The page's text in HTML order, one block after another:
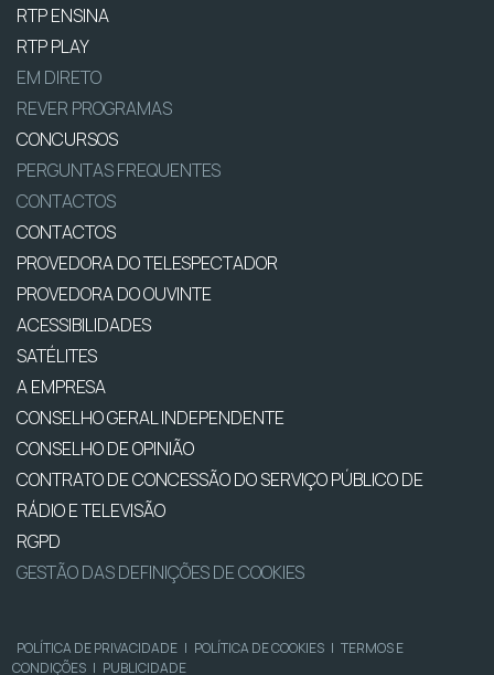
RTP ENSINA
RTP PLAY
EM DIRETO
REVER PROGRAMAS
CONCURSOS
PERGUNTAS FREQUENTES
CONTACTOS
CONTACTOS
PROVEDORA DO TELESPECTADOR
PROVEDORA DO OUVINTE
ACESSIBILIDADES
SATÉLITES
A EMPRESA
CONSELHO GERAL INDEPENDENTE
CONSELHO DE OPINIÃO
CONTRATO DE CONCESSÃO DO SERVIÇO PÚBLICO DE
RÁDIO E TELEVISÃO
RGPD
GESTÃO DAS DEFINIÇÕES DE COOKIES
POLÍTICA DE PRIVACIDADE | POLÍTICA DE COOKIES | TERMOS E
CONDIÇÕES | PUBLICIDADE